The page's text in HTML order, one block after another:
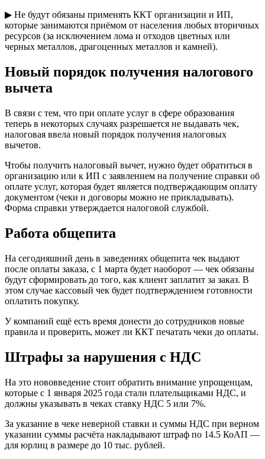
▶ Не будут обязаны применять ККТ организации и ИП,
которые занимаются приёмом от населения любых вторичных
ресурсов (за исключением лома и отходов цветных или
черных металлов, драгоценных металлов и камней).
Новый порядок получения налогового
вычета
В связи с тем, что при оплате услуг в сфере образования
теперь в некоторых случаях разрешается не выдавать чек,
налоговая ввела новый порядок получения налоговых
вычетов.
Чтобы получить налоговый вычет, нужно будет обратиться в
организацию или к ИП с заявлением на получение справки об
оплате услуг, которая будет является подтверждающим оплату
документом (чеки и договоры можно не прикладывать).
Форма справки утверждается налоговой службой.
Работа общепита
На сегодняшний день в заведениях общепита чек выдают
после оплаты заказа, с 1 марта будет наоборот — чек обязаны
будут сформировать до того, как клиент заплатит за заказ. В
этом случае кассовый чек будет подтверждением готовности
оплатить покупку.
У компаний ещё есть время донести до сотрудников новые
правила и проверить, может ли ККТ печатать чеки до оплаты.
Штрафы за нарушения с НДС
На это нововведение стоит обратить внимание упрощенцам,
которые с 1 января 2025 года стали плательщиками НДС, и
должны указывать в чеках ставку НДС 5 или 7%.
За указание в чеке неверной ставки и суммы НДС при верном
указании суммы расчёта накладывают штраф по 14.5 КоАП —
для юрлиц в размере до 10 тыс. рублей.